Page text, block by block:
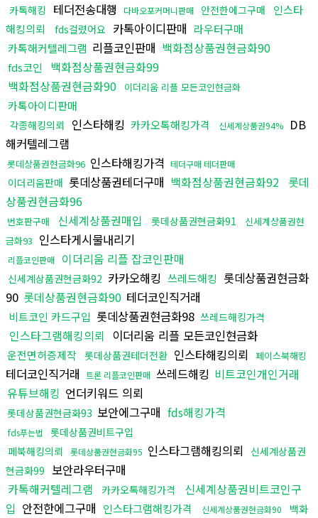
카톡해킹 테더전송대행 다바오포커머니판매 안전한에그구매
인스타
해킹의뢰
fds걸렸어요 카톡아이디판매 라우터구매
카톡해커텔레그램 리플코인판매 백화점상품권현금화90
fds코인
백화점상품권현금화99
백화점상품권현금화90
이더리움 리플 모든코인현금화
카톡아이디판매
각종해킹의뢰 인스타해킹 카카오톡해킹가격 신세계상품권94%
DB
해커텔레그램
롯데상품권현금화96 인스타해킹가격 테더구매 테더판매
이더리움판매 롯데상품권테더구매 백화점상품권현금화92 롯데
상품권현금화96
번호판구매 신세계상품권매입 롯데상품권현금화91
신세계상품권현
금화93 인스타게시물내리기
리플코인판매 이더리움 리플 잡코인판매
신세계상품권현금화92 카카오해킹 쓰레드해킹 롯데상품권현금화
90 롯데상품권현금화90 테더코인직거래
비트코인 카드구입 롯데상품권현금화98 쓰레드해킹가격
인스타그램해킹의뢰 이더리움 리플 모든코인현금화
운전면허증제작 롯데상품권테더전환 인스타해킹의뢰 페이스북해킹
테더코인직거래 트론 리플코인판매 쓰레드해킹 비트코인개인거래
유튜브해킹 언더키워드 의뢰
롯데상품권현금화93 보안에그구매 fds해킹가격
fds푸는법
롯데상품권비트구입
페북해킹의뢰
롯데상품권현금화95 인스타그램해킹의뢰
신세계상품권
현금화99 보안라우터구매
카톡해커텔레그램
카카오톡해킹가격
신세계상품권비트코인구
입 안전한에그구매 인스타그램해킹가격 신세계상품권현금화90
백화